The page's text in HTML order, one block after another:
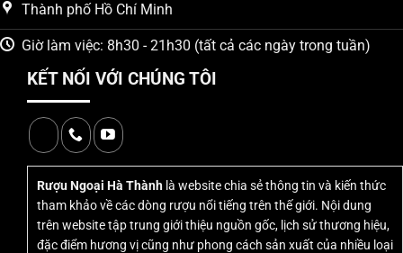
Thành phố Hồ Chí Minh
Giờ làm việc: 8h30 - 21h30 (tất cả các ngày trong tuần)
KẾT NỐI VỚI CHÚNG TÔI
Rượu Ngoại Hà Thành là website chia sẻ thông tin và kiến thức
tham khảo về các dòng rượu nổi tiếng trên thế giới. Nội dung
trên website tập trung giới thiệu nguồn gốc, lịch sử thương hiệu,
đặc điểm hương vị cũng như phong cách sản xuất của nhiều loại